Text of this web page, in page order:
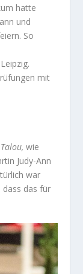
hatte
und
So
mit
Talou,wie
Judy-Ann
war
dass das für